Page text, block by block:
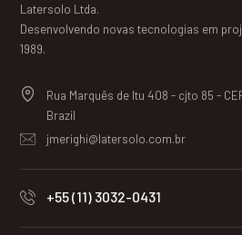
Latersolo Ltda.
Desenvolvendo novas tecnologias em
1989.
Rua Marquês de Itu 408 - cjto 85 -
Brazil
jmerighi@latersolo.com.br
+55 (11) 3032-0431